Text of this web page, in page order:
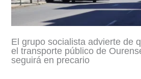
El grupo socialista advierte de
el transporte público de
seguirá en precario